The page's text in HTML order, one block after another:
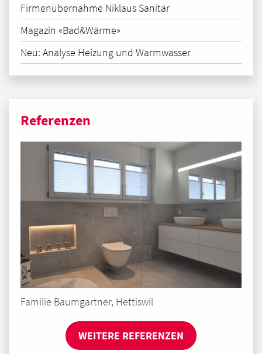
Firmenübernahme Niklaus Sanitär
Magazin «Bad&Wärme»
Neu: Analyse Heizung und Warmwasser
Referenzen
Familie Baumgartner, Hettiswil
WEITERE REFERENZEN